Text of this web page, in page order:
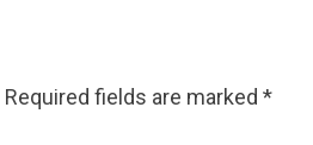
Required fields are marked *